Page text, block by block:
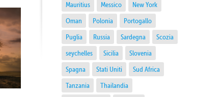
Mauritius
Messico
New York
Oman
Polonia
Portogallo
Puglia
Russia Sardegna
Scozia
seychelles
Sicilia
Slovenia
Spagna
Stati Uniti
Sud Africa
Tanzania
Thailandia